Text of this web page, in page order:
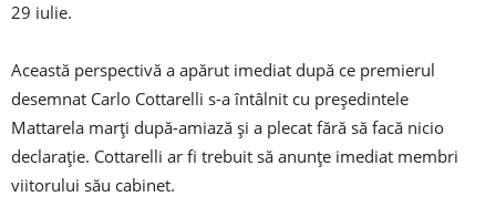
29 iulie.
Această perspectivă a apărut imediat după ce premierul
desemnat Carlo Cottarelli s-a întâlnit cu președintele
Mattarela marți după-amiază și a plecat fără să facă nicio
declarație. Cottarelli ar fi trebuit să anunțe imediat membri
viitorului său cabinet.